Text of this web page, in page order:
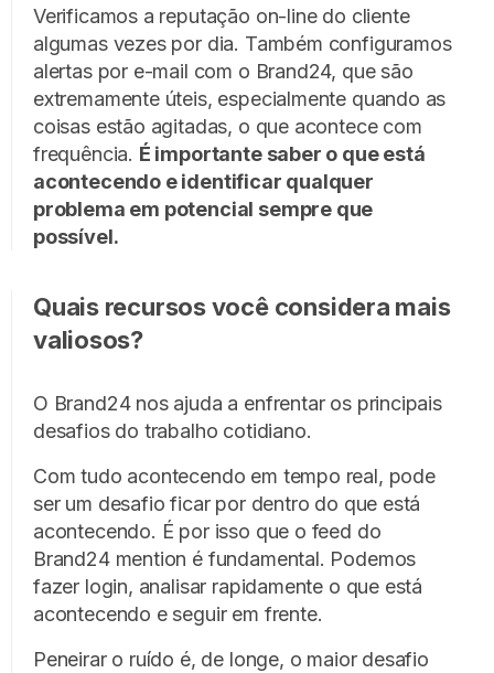
Verificamos a reputação on-line do cliente
algumas vezes por dia. Também configuramos
alertas por e-mail com o Brand24, que são
extremamente úteis, especialmente quando as
coisas estão agitadas, o que acontece com
frequência. É importante saber o que está
acontecendo e identificar qualquer
problema em potencial sempre que
possível.
Quais recursos você considera mais
valiosos?
O Brand24 nos ajuda a enfrentar os principais
desafios do trabalho cotidiano.
Com tudo acontecendo em tempo real, pode
ser um desafio ficar por dentro do que está
acontecendo. É por isso que o feed do
Brand24 mention é fundamental. Podemos
fazer login, analisar rapidamente o que está
acontecendo e seguir em frente.
Peneirar o ruído é, de longe, o maior desafio